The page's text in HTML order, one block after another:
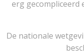
erg gecompliceerd
De nationale